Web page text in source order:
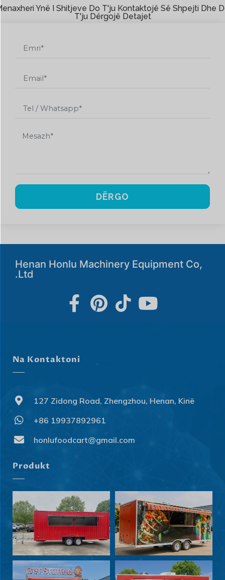
Ynë I Shitjeve Do T'ju Kontaktojë Së Shpejti Dhe
T'ju Dërgojë Detajet
DËRGO
Henan Honlu Machinery Equipment Co,
.Ltd
Na Kontaktoni
127 Zidong Road, Zhengzhou, Henan, Kinë
+86 19937892961
honlufoodcart@gmail.com
Produkt